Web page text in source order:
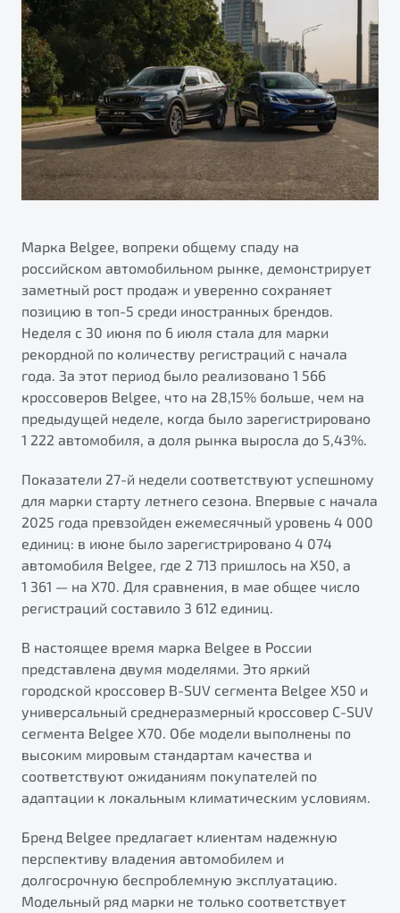
Яркий кроссовер
от 2 219 990 ₽*
Обзор В наличии
S50
Элегантный и практичный седан
от 1 699 990 ₽*
X70
Универсальный кроссовер
от 2 499 990 ₽*
Автокредит
Трейд-ин
Страхование
Расчет КАСКО
Узнайте о специальных выгодах при покупке
автомобиля Belgee
Подробно
Автомобили в наличии
Тест-драйв
Автокредит
Спецпредложения
Ремонт электрооборудования
Диагностика автомобилей
Ремонт двигателя
Кузовной ремонт
Полная диагностика
Покраска автомобилей
Ремонт тормозной системы
Обслуживание автокондиционеров
Гарантия Belgee
Belgee Линк
Belgee Клуб
Belgee Плюс
Помощь на дорогах
Будьте еще более уверены на дорогах с программой
"Помощь на дорогах"
Преимущества программы
О дилерском центре
Правовая информация
Марка Belgee, вопреки общему спаду на
российском автомобильном рынке, демонстрирует
заметный рост продаж и уверенно сохраняет
позицию в топ-5 среди иностранных брендов.
Неделя c 30 июня по 6 июля стала для марки
рекордной по количеству регистраций с начала
года. За этот период было реализовано 1 566
кроссоверов Belgee, что на 28,15% больше, чем на
предыдущей неделе, когда было зарегистрировано
1 222 автомобиля, а доля рынка выросла до 5,43%.
Показатели 27-й недели соответствуют успешному
для марки старту летнего сезона. Впервые с начала
2025 года превзойден ежемесячный уровень 4 000
единиц: в июне было зарегистрировано 4 074
автомобиля Belgee, где 2 713 пришлось на X50, а
1 361 — на X70. Для сравнения, в мае общее число
регистраций составило 3 612 единиц.
В настоящее время марка Belgee в России
представлена двумя моделями. Это яркий
городской кроссовер B-SUV сегмента Belgee X50 и
универсальный среднеразмерный кроссовер C-SUV
сегмента Belgee X70. Обе модели выполнены по
высоким мировым стандартам качества и
соответствуют ожиданиям покупателей по
адаптации к локальным климатическим условиям.
Бренд Belgee предлагает клиентам надежную
перспективу владения автомобилем и
долгосрочную беспроблемную эксплуатацию.
Модельный ряд марки не только соответствует